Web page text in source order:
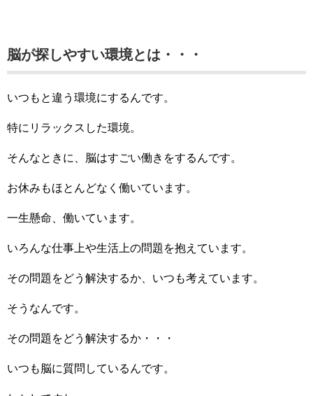
脳が探しやすい環境とは・・・
いつもと違う環境にするんです。
特にリラックスした環境。
そんなときに、脳はすごい働きをするんです。
お休みもほとんどなく働いています。
一生懸命、働いています。
いろんな仕事上や生活上の問題を抱えています。
その問題をどう解決するか、いつも考えています。
そうなんです。
その問題をどう解決するか・・・
いつも脳に質問しているんです。